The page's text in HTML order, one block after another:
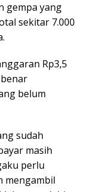
gempa yang
sekitar 7.000
Rp3,5
belum
sudah
masih
perlu
mengambil